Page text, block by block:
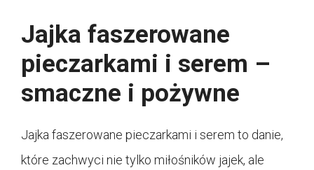
Jajka faszerowane
pieczarkami i serem –
smaczne i pożywne
Jajka faszerowane pieczarkami i serem to danie,
które zachwyci nie tylko miłośników jajek, ale